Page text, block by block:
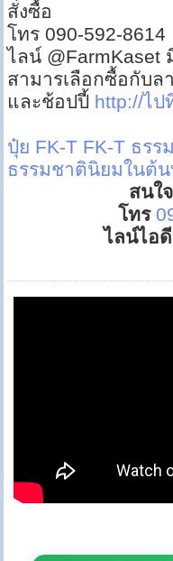
สั่งซื้อ
โทร 090-592-8614
ไลน์ @FarmKaset
สามารเลือกซื้อกับล
และช้อปปี้ http://ไป
ปุ๋ย FK-T FK-T ธรร
ธรรมชาตินิยมในต้น
สนใ
โทร
ไลน์ไอดี